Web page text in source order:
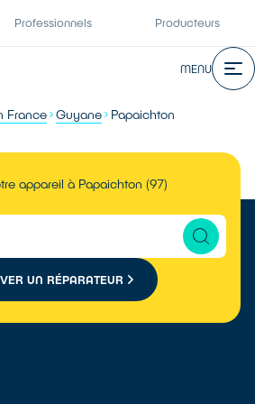
Professionnels Producteurs
MENU
France Guyane Papaichton
appareil à Papaichton (97)
UN RÉPARATEUR